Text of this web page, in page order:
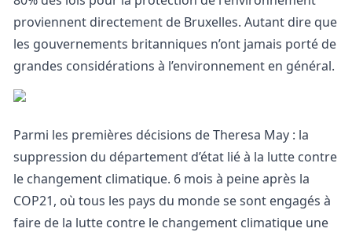
proviennent directement de Bruxelles. Autant dire que
les gouvernements britanniques n’ont jamais porté de
grandes considérations à l’environnement en général.
Parmi les premières décisions de Theresa May : la
suppression du département d’état lié à la lutte contre
le changement climatique. 6 mois à peine après la
COP21, où tous les pays du monde se sont engagés à
faire de la lutte contre le changement climatique une